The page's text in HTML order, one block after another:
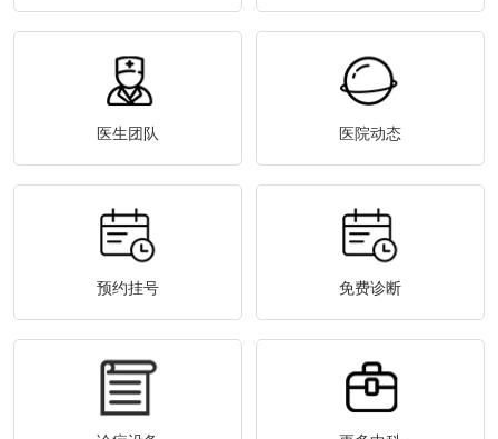
医生团队 医院动态
预约挂号 免费诊断